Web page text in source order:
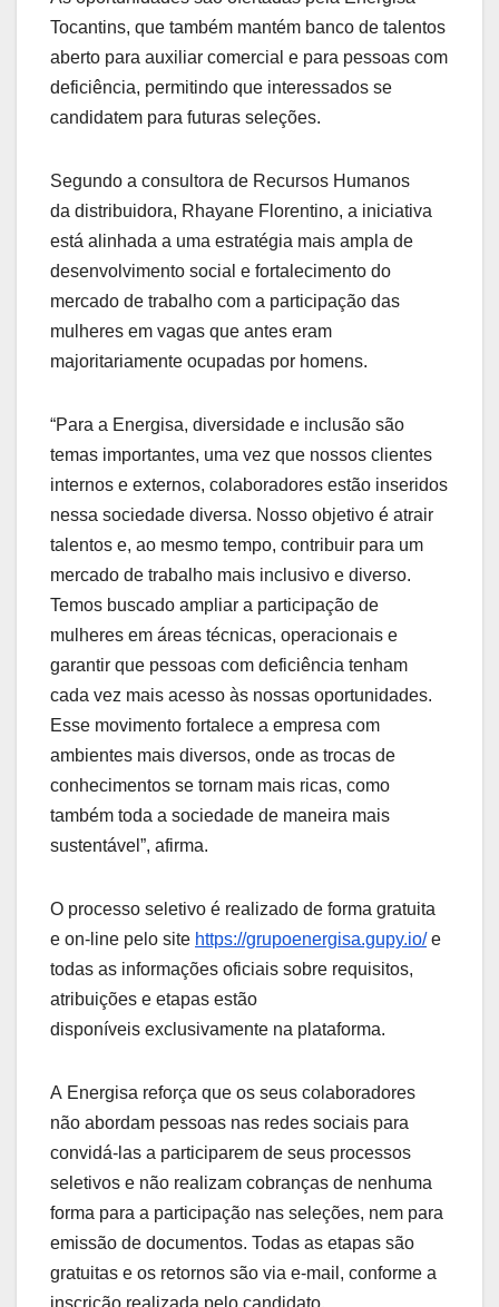
Tocantins, que também mantém banco de talentos
aberto para auxiliar comercial e para pessoas com
deficiência, permitindo que interessados se
candidatem para futuras seleções.
Segundo a consultora de Recursos Humanos
da distribuidora, Rhayane Florentino, a iniciativa
está alinhada a uma estratégia mais ampla de
desenvolvimento social e fortalecimento do
mercado de trabalho com a participação das
mulheres em vagas que antes eram
majoritariamente ocupadas por homens.
“Para a Energisa, diversidade e inclusão são
temas importantes, uma vez que nossos clientes
internos e externos, colaboradores estão inseridos
nessa sociedade diversa. Nosso objetivo é atrair
talentos e, ao mesmo tempo, contribuir para um
mercado de trabalho mais inclusivo e diverso.
Temos buscado ampliar a participação de
mulheres em áreas técnicas, operacionais e
garantir que pessoas com deficiência tenham
cada vez mais acesso às nossas oportunidades.
Esse movimento fortalece a empresa com
ambientes mais diversos, onde as trocas de
conhecimentos se tornam mais ricas, como
também toda a sociedade de maneira mais
sustentável”, afirma.
O processo seletivo é realizado de forma gratuita
e on-line pelo site https://grupoenergisa.gupy.io/e
todas as informações oficiais sobre requisitos,
atribuições e etapas estão
disponíveis exclusivamente na plataforma.
A Energisa reforça que os seus colaboradores
não abordam pessoas nas redes sociais para
convidá-las a participarem de seus processos
seletivos e não realizam cobranças de nenhuma
forma para a participação nas seleções, nem para
emissão de documentos. Todas as etapas são
gratuitas e os retornos são via e-mail, conforme a
inscrição realizada pelo candidato.